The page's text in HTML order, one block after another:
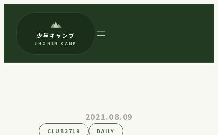
キ
少年キャンプ
SHONEN CAMP
2021.08.09
CLUB3719 DAILY